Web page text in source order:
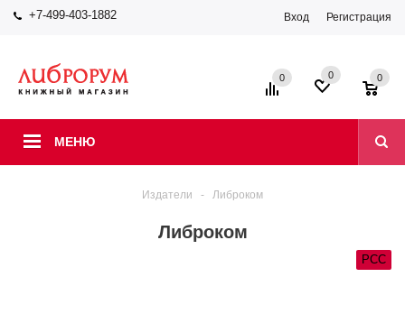
+7-499-403-1882 Вход Регистрация
МЕНЮ
0 0 0
Издатели - Либроком
Либроком
РСС